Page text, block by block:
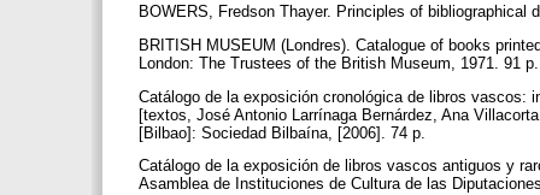
BOWERS, Fredson Thayer. Principles of
BRITISH MUSEUM (Londres). Catalogue of books
London: The Trustees of the British Museum, 1971. 91
Catálogo de la exposición cronológica de libros vascos:
[textos, José Antonio Larrínaga Bernárdez, Ana
[Bilbao]: Sociedad Bilbaína, [2006]. 74 p.
Catálogo de la exposición de libros vascos antiguos y
Asamblea de Instituciones de Cultura de las